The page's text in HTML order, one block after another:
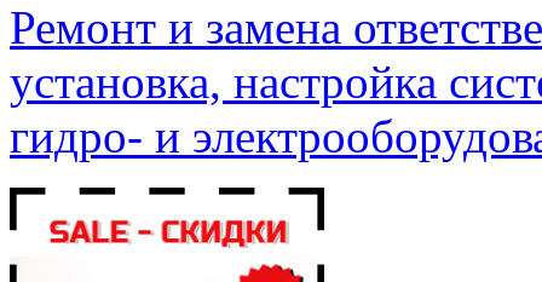
Ремонт и замена
установка, настройка
гидро- и